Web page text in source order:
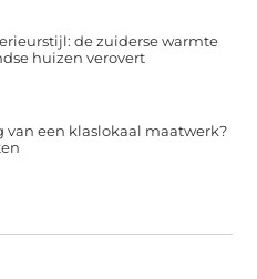
de zuiderse warmte
huizen verovert
van een klaslokaal maatwerk?